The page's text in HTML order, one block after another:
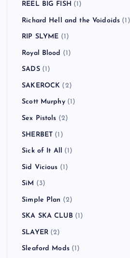
REEL BIG FISH (1)
Richard Hell and the Voidoids (1)
RIP SLYME (1)
Royal Blood (1)
SADS(1)
SAKEROCK (2)
Scott Murphy(1)
Sex Pistols (2)
SHERBET (1)
Sick of It All (1)
Sid Vicious (1)
SiM (3)
Simple Plan (2)
SKA SKA CLUB (1)
SLAYER(2)
Sleaford Mods(1)